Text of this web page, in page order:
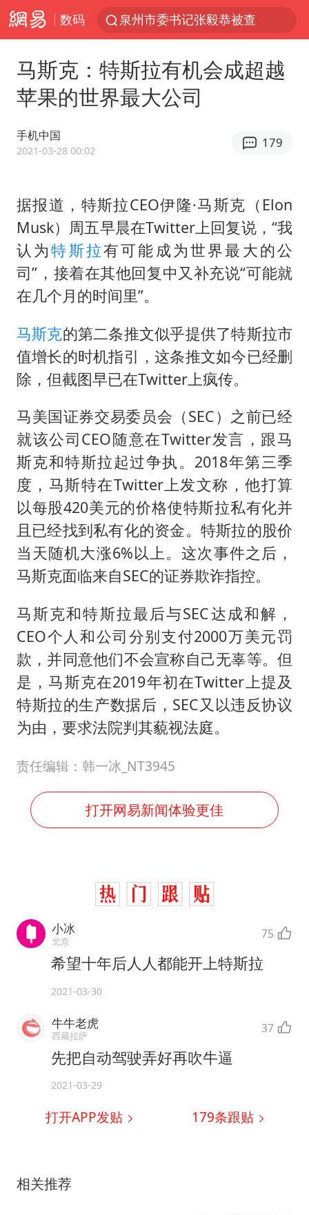
数码
泉州市委书记张毅恭被查
全球首个长时储能一体化产业园量产
名创优品回应女子吐槽内裤质量差
中国女篮70-67险胜尼日利亚女篮
U17国足点球大战淘汰河床晋级决赛
国防部：坚决反制任何闹海挑衅图谋
胡彦斌获《歌手2026》歌王
38岁演员求职万岁山NPC成功
“今天得有40℃了吧 为啥还不预警”
百花奖开幕式
我国外贸延续良好增长态势
夯实基础开新局
马斯克：特斯拉有机会成超越
苹果的世界最大公司
手机中国
2021-03-28 00:02
179
据报道，特斯拉CEO伊隆·马斯克（Elon
Musk）周五早晨在Twitter上回复说，“我
认为特斯拉有可能成为世界最大的公
司”，接着在其他回复中又补充说“可能就
在几个月的时间里”。
马斯克的第二条推文似乎提供了特斯拉市
值增长的时机指引，这条推文如今已经删
除，但截图早已在Twitter上疯传。
马美国证券交易委员会（SEC）之前已经
就该公司CEO随意在Twitter发言，跟马
斯克和特斯拉起过争执。2018年第三季
度，马斯特在Twitter上发文称，他打算
以每股420美元的价格使特斯拉私有化并
且已经找到私有化的资金。特斯拉的股价
当天随机大涨6%以上。这次事件之后，
马斯克面临来自SEC的证券欺诈指控。
马斯克和特斯拉最后与SEC达成和解，
CEO个人和公司分别支付2000万美元罚
款，并同意他们不会宣称自己无辜等。但
是，马斯克在2019年初在Twitter上提及
特斯拉的生产数据后，SEC又以违反协议
为由，要求法院判其藐视法庭。
责任编辑：韩一冰_NT3945
打开网易新闻体验更佳
小冰
北京 75
希望十年后人人都能开上特斯拉
2021-03-30
牛牛老虎
西藏拉萨 37
先把自动驾驶弄好再吹牛逼
2021-03-29
打开APP发贴 179条跟贴
相关推荐